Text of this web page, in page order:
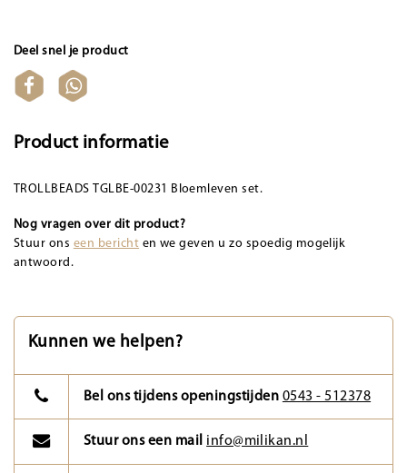
Deel snel je product
Product informatie
TROLLBEADS TGLBE-00231 Bloemleven set.
Nog vragen over dit product?
Stuur ons een bericht en we geven u zo spoedig mogelijk
antwoord.
Kunnen we helpen?
Bel ons tijdens openingstijden 0543 - 512378
Stuur ons een mail info@milikan.nl